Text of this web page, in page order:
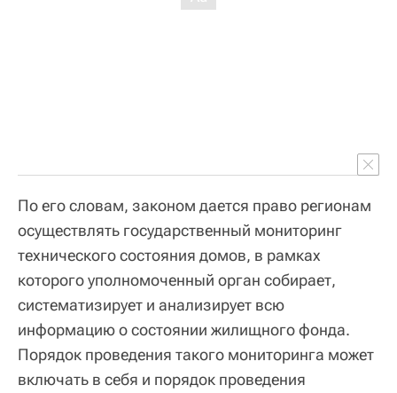
По его словам, законом дается право регионам
осуществлять государственный мониторинг
технического состояния домов, в рамках
которого уполномоченный орган собирает,
систематизирует и анализирует всю
информацию о состоянии жилищного фонда.
Порядок проведения такого мониторинга может
включать в себя и порядок проведения